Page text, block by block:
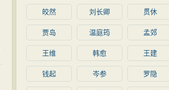
皎然 刘长卿 贯休
贾岛 温庭筠 孟郊
王维 韩愈 王建
钱起 岑参 罗隐